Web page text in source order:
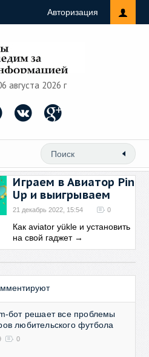
Авторизация
августа 2026 г
Играем в Авиатор Pin
Up и выигрываем
21 декабрь 2022, 15:54 0
Как aviator yükle и установить
на свой гаджет→
бот решает все проблемы
любительского футбола
0